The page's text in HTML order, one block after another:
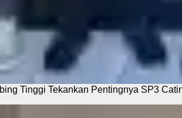
Tinggi Tekankan Pentingnya SP3